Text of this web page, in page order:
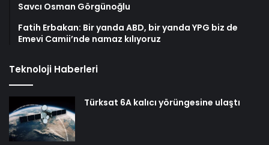
Savcı Osman Görgünoğlu
Fatih Erbakan: Bir yanda ABD, bir yanda YPG biz de
Emevi Camii’nde namaz kılıyoruz
Teknoloji Haberleri
Türksat 6A kalıcı yörüngesine ulaştı